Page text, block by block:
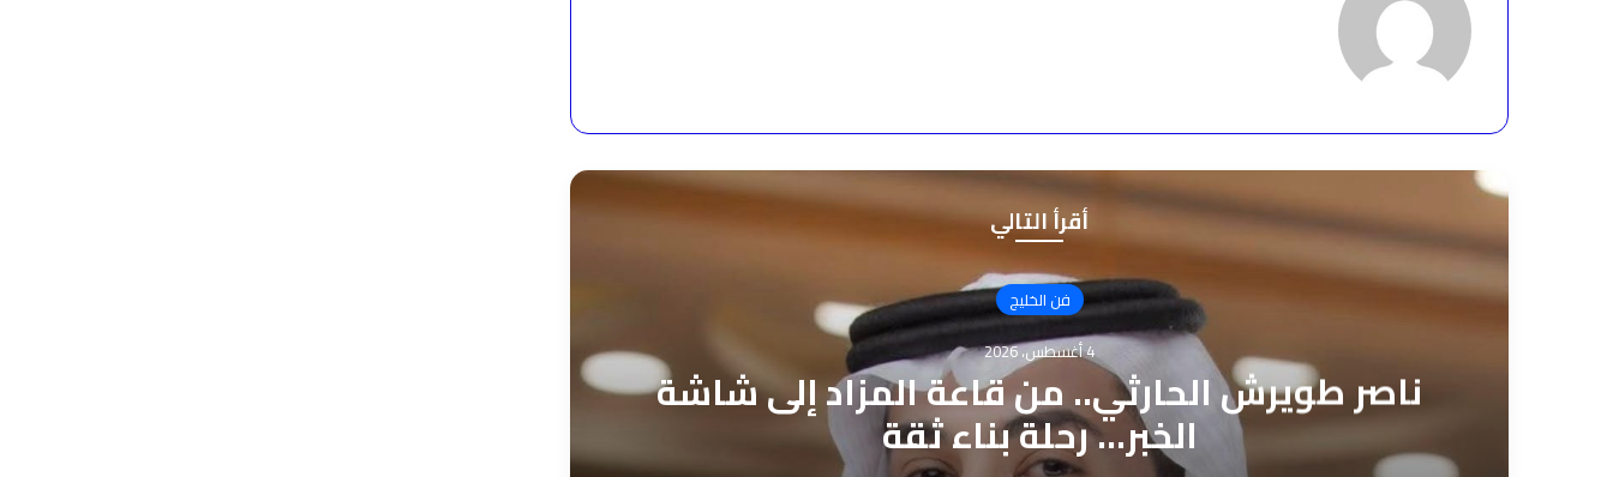
أقرأ التالي
فن الخليج
4 أغسطس، 2026
ناصر طويرش الحارثي.. من قاعة المزاد إلى شاشة
الخبر… رحلة بناء ثقة